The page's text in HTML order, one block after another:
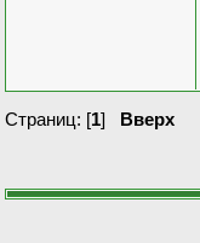
Страниц: [1] Вверх